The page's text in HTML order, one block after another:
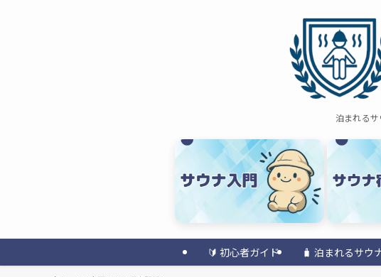
泊まれる
🔰 初心者ガイド 🧳 泊まれるサウ